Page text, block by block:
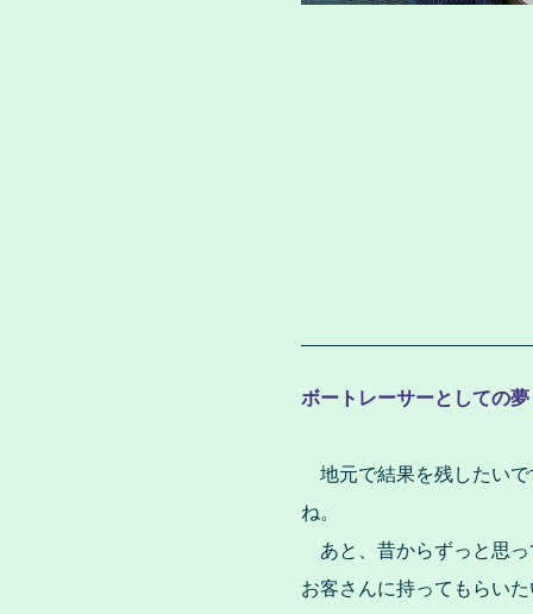
ボートレーサーとしての夢
地元で結果を残したいで
ね。
あと、昔からずっと思っ
お客さんに持ってもらい